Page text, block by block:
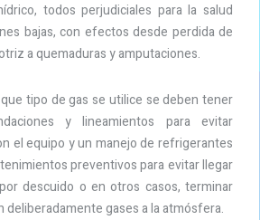
todos perjudiciales para la salud
bajas, con efectos desde perdida de
a quemaduras y amputaciones.
tipo de gas se utilice se deben tener
y lineamientos para evitar
el equipo y un manejo de refrigerantes
preventivos para evitar llegar
descuido o en otros casos, terminar
deliberadamente gases a la atmósfera.